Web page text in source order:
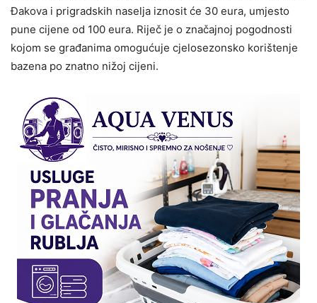
Đakova i prigradskih naselja iznosit će 30 eura, umjesto
pune cijene od 100 eura. Riječ je o značajnoj pogodnosti
kojom se građanima omogućuje cjelosezonsko korištenje
bazena po znatno nižoj cijeni.